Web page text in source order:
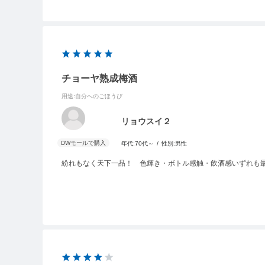
チョーヤ熟成梅酒
用途:自分へのごほうび
リョウスイ２
年代:70代～ 性別:男性
紛れもなく天下一品！ 色輝き・ボトル感触・飲酒感いずれも最